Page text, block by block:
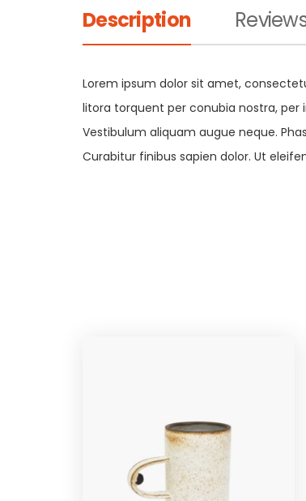
Description
Lorem ipsum dolor sit amet,
litora torquent per conubia nostra, per
Vestibulum aliquam augue neque.
Curabitur finibus sapien dolor. Ut